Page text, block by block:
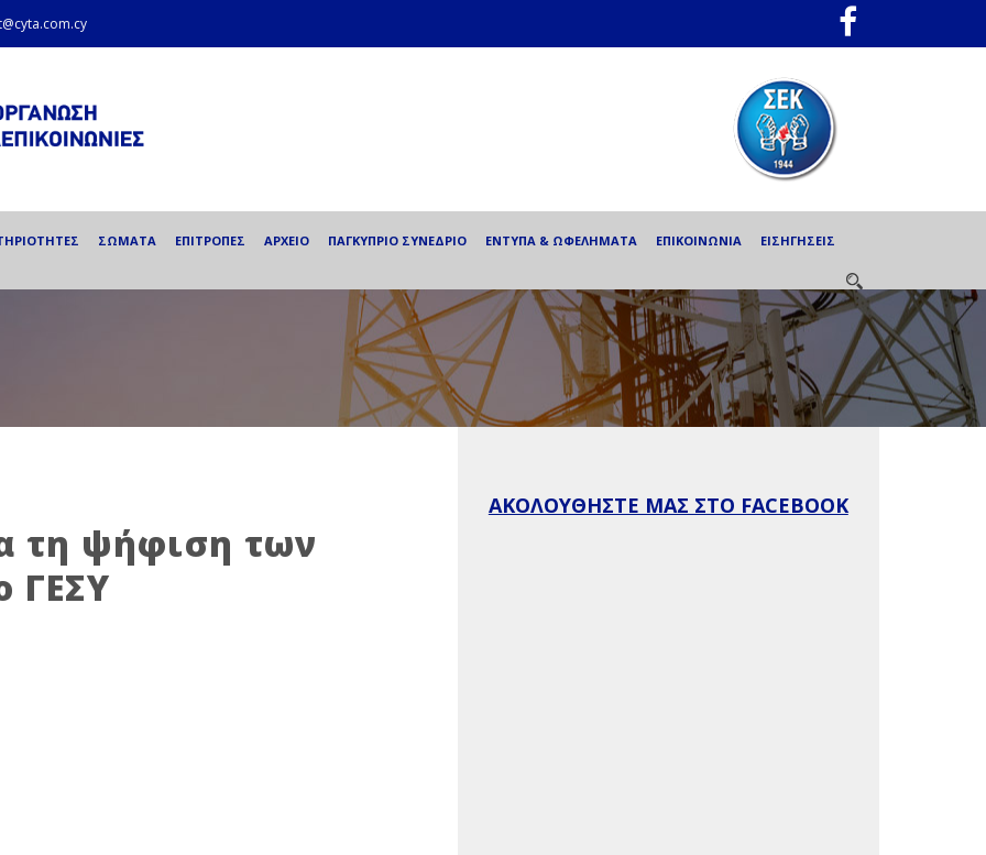
ΣΩΜΑΤΑ ΕΠΙΤΡΟΠΕΣ ΑΡΧΕΙΟ ΠΑΓΚΥΠΡΙΟ ΣΥΝΕΔΡΙΟ ΕΝΤΥΠΑ & ΩΦΕΛΗΜΑΤΑ ΕΠΙΚΟΙΝΩΝΙΑ ΕΙΣΗΓΗΣΕΙΣ
τη ψήφιση των
ΓΕΣΥ
ΑΚΟΛΟΥΘΗΣΤΕ ΜΑΣ ΣΤΟ FACEBOOK